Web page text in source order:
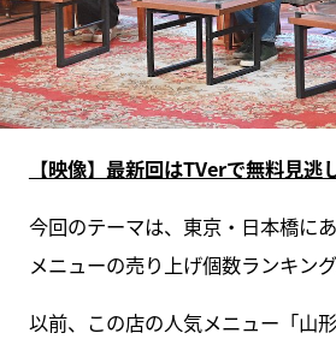
【映像】最新回はTVerで無料見逃
今回のテーマは、東京・日本橋に
メニューの売り上げ個数ランキング
以前、この店の人気メニュー「山